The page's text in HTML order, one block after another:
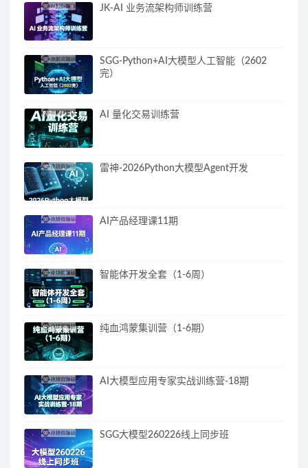
JK-AI 业务流架构师训练营
SGG-Python+AI大模型人工智能（2602
完）
AI 量化交易训练营
雷神-2026Python大模型Agent开发
AI产品经理课11期
智能体开发全套（1-6周）
纯血鸿蒙集训营（1-6期）
AI大模型应用专家实战训练营-18期
SGG大模型260226线上同步班